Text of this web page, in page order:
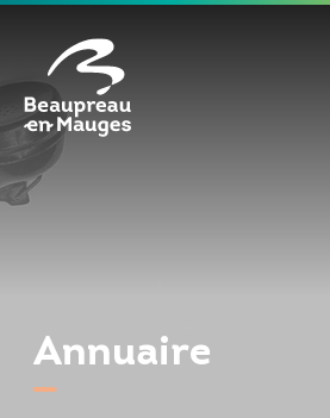
RECHERCHE
Annuaire
Cookies management panel